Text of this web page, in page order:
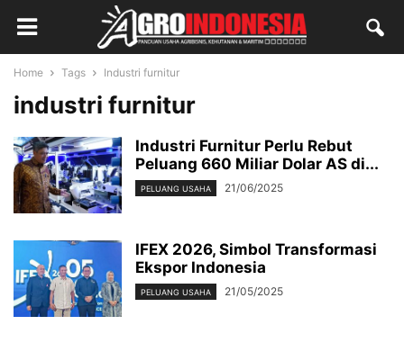
Home Tags Industri furnitur
industri furnitur
Industri Furnitur Perlu Rebut
Peluang 660 Miliar Dolar AS di...
PELUANG USAHA 21/06/2025
IFEX 2026, Simbol Transformasi
Ekspor Indonesia
PELUANG USAHA 21/05/2025